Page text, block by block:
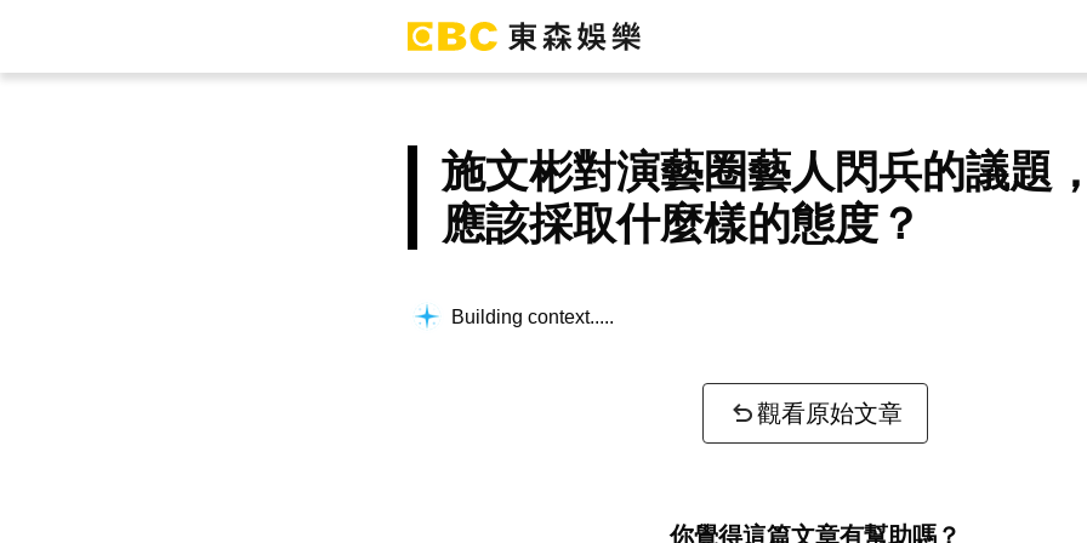
施文彬對演藝圈藝人閃兵的議題
應該採取什麼樣的態度？
Building context...
觀看原始文章
你覺得這篇文章有幫助嗎？